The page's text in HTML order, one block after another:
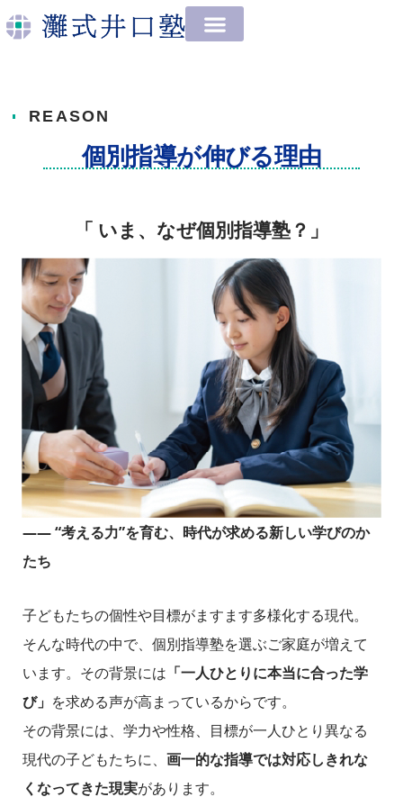
容
REASON
個別指導が伸びる理由
「 いま、なぜ個別指導塾？」
―― “考える力”を育む、時代が求める新しい学びのか
たち
子どもたちの個性や目標がますます多様化する現代。
そんな時代の中で、個別指導塾を選ぶご家庭が増えて
います。その背景には 「一人ひとりに本当に合った学
び」 を求める声が高まっているからです。
その背景には、学力や性格、目標が一人ひとり異なる
現代の子どもたちに、 画一的な指導では対応しきれな
くなってきた現実があります。